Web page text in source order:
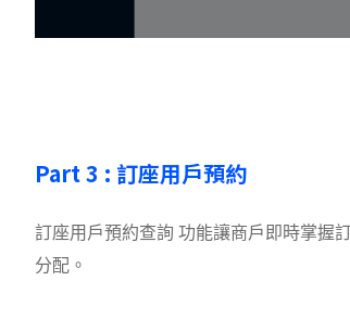
Part 3 : 訂座用戶預約
訂座用戶預約查詢 功能讓商戶即時掌握
分配。